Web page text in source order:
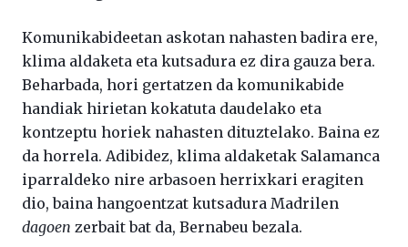
Komunikabideetan askotan nahasten badira ere,
klima aldaketa eta kutsadura ez dira gauza bera.
Beharbada, hori gertatzen da komunikabide
handiak hirietan kokatuta daudelako eta
kontzeptu horiek nahasten dituztelako. Baina ez
da horrela. Adibidez, klima aldaketak Salamanca
iparraldeko nire arbasoen herrixkari eragiten
dio, baina hangoentzat kutsadura Madrilen
dagoen zerbait bat da, Bernabeu bezala.